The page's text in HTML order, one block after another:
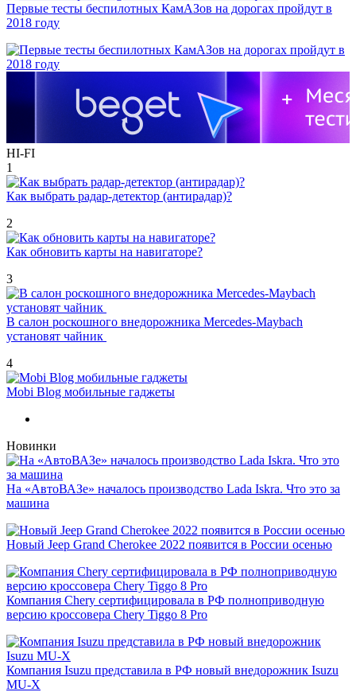
Первые тесты беспилотных КамАЗов на дорогах пройдут в
2018 году
HI-FI
1
Как выбрать радар-детектор (антирадар)?
2
Как обновить карты на навигаторе?
3
В салон роскошного внедорожника Mercedes-Maybach
установят чайник
4
Mobi Blog мобильные гаджеты
Новинки
На «АвтоВАЗе» началось производство Lada Iskra. Что это за
машина
Новый Jeep Grand Cherokee 2022 появится в России осенью
Компания Chery сертифицировала в РФ полноприводную
версию кроссовера Chery Tiggo 8 Pro
Компания Isuzu представила в РФ новый внедорожник Isuzu
MU-X